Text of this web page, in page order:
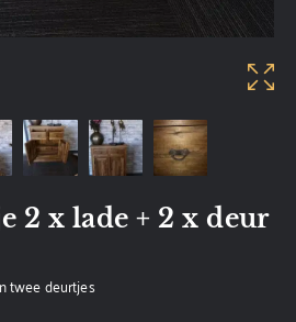
2 x lade + 2 x deur
twee deurtjes